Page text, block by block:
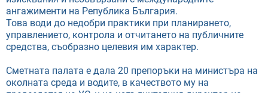
ангажименти на Република България.
Това води до недобри практики при планирането,
управлението, контрола и отчитането на публичните
средства, съобразно целевия им характер.
Сметната палата е дала 20 препоръки на министъра на
околната среда и водите, в качеството му на